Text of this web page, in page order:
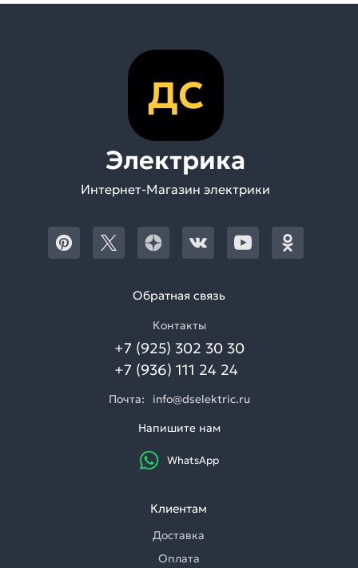
ДС
Электрика
Интернет-Магазин электрики
Обратная связь
Контакты
+7 (925) 302 30 30
+7 (936) 111 24 24
Почта:
info@dselektric.ru
Напишите нам
WhatsApp
Клиентам
Доставка
Оплата